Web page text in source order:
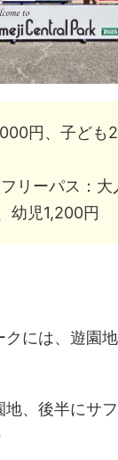
円、子ども
リーパス：大
幼児1,200円
には、遊園
、後半にサ